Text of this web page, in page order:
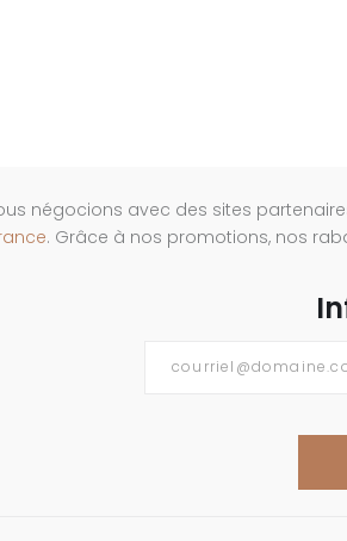
négocions avec des sites
. Grâce à nos promotions, nos